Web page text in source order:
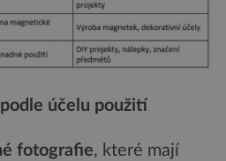
účelu použití
é fotografie, které mají